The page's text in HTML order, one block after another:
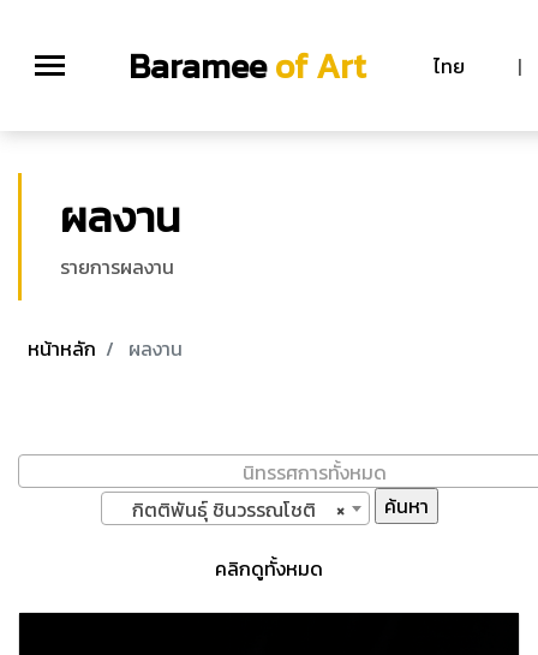
Barameeof Art ไทย |
ผลงาน
รายการผลงาน
หน้าหลัก ผลงาน
นิทรรศการทั้งหมด
×
กิตติพันธ์ุ ชินวรรณโชติ
คลิกดูทั้งหมด